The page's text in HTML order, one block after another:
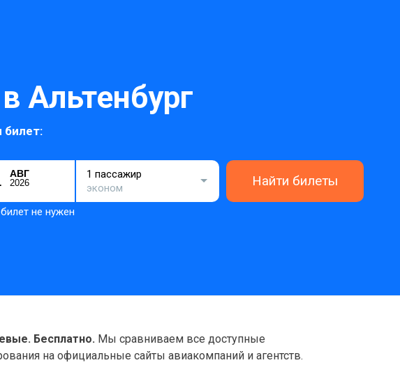
Альтенбург
билет:
АВГ
2026
1 пассажир
эконом
Найти билеты
не нужен
Бесплатно. Мы сравниваем все доступные
на официальные сайты авиакомпаний и агентств.